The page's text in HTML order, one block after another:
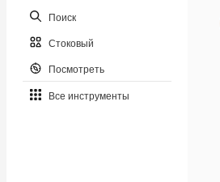
Поиск
Стоковый
Посмотреть
Все инструменты